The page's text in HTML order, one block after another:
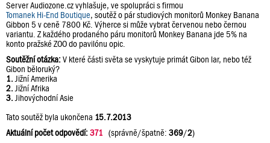
Server Audiozone.cz vyhlašuje, ve spolupráci s firmou
Tomanek Hi-End Boutique, soutěž o pár studiových monitorů Monkey Banana
Gibbon 5 v ceně 7800 Kč. Výherce si může vybrat červenou nebo černou
variantu. Z každého prodaného páru monitorů Monkey Banana jde 5% na
konto pražské ZOO do pavilónu opic.
Soutěžní otázka:V které části světa se vyskytuje primát Gibon lar, nebo též
Gibon běloruký?
1. Jižní Amerika
2. Jižní Afrika
3. Jihovýchodní Asie
Tato soutěž byla ukončena 15.7.2013
Aktuální počet odpovědí:371 (správně/špatně: 369/2)